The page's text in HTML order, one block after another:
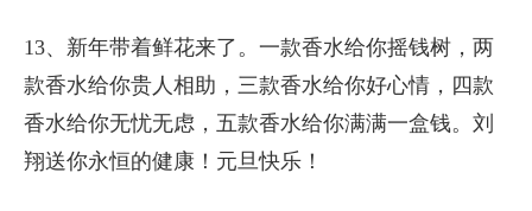
13、新年带着鲜花来了。一款香水给你摇钱树，两
款香水给你贵人相助，三款香水给你好心情，四款
香水给你无忧无虑，五款香水给你满满一盒钱。刘
翔送你永恒的健康！元旦快乐！